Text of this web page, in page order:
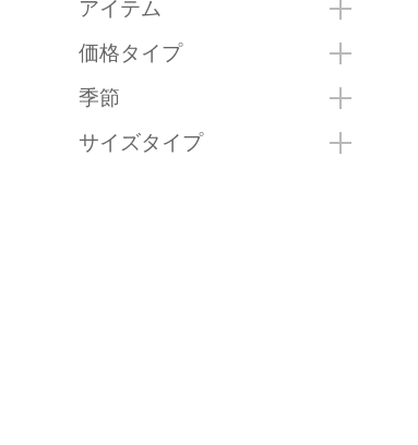
アイテム
価格タイプ
季節
サイズタイプ